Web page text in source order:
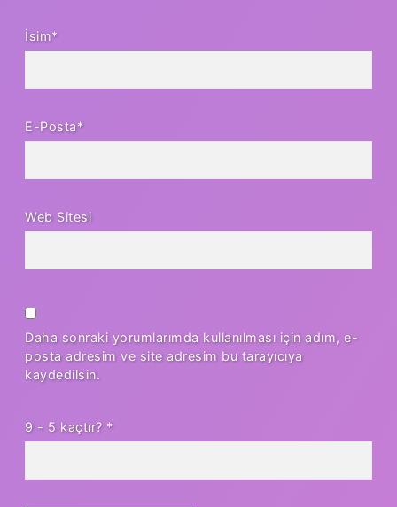
İsim*
E-Posta*
Web Sitesi
Daha sonraki yorumlarımda kullanılması için adım, e-
posta adresim ve site adresim bu tarayıcıya
kaydedilsin.
9 - 5 kaçtır? *